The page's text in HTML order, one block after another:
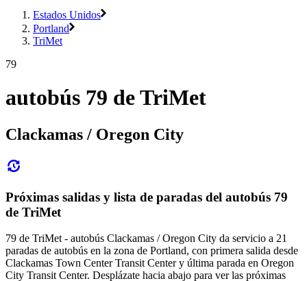
Estados Unidos
Portland
TriMet
79
autobús 79 de TriMet
Clackamas / Oregon City
Próximas salidas y lista de paradas del autobús 79
de TriMet
79 de TriMet - autobús Clackamas / Oregon City da servicio a 21
paradas de autobús en la zona de Portland, con primera salida desde
Clackamas Town Center Transit Center y última parada en Oregon
City Transit Center. Desplázate hacia abajo para ver las próximas